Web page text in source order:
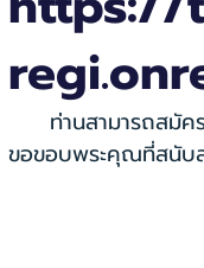
ท่านสามาร
ขอขอบพระคุณที่สนับ